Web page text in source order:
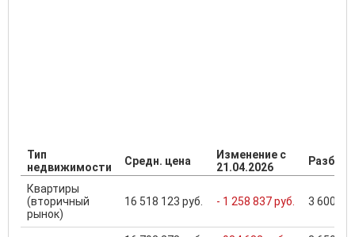
Тип
недвижимости
Средн. цена
Изменение с
21.04.2026
Квартиры
(вторичный
рынок)
16 518 123 руб. - 1 258 837 руб. 3 600